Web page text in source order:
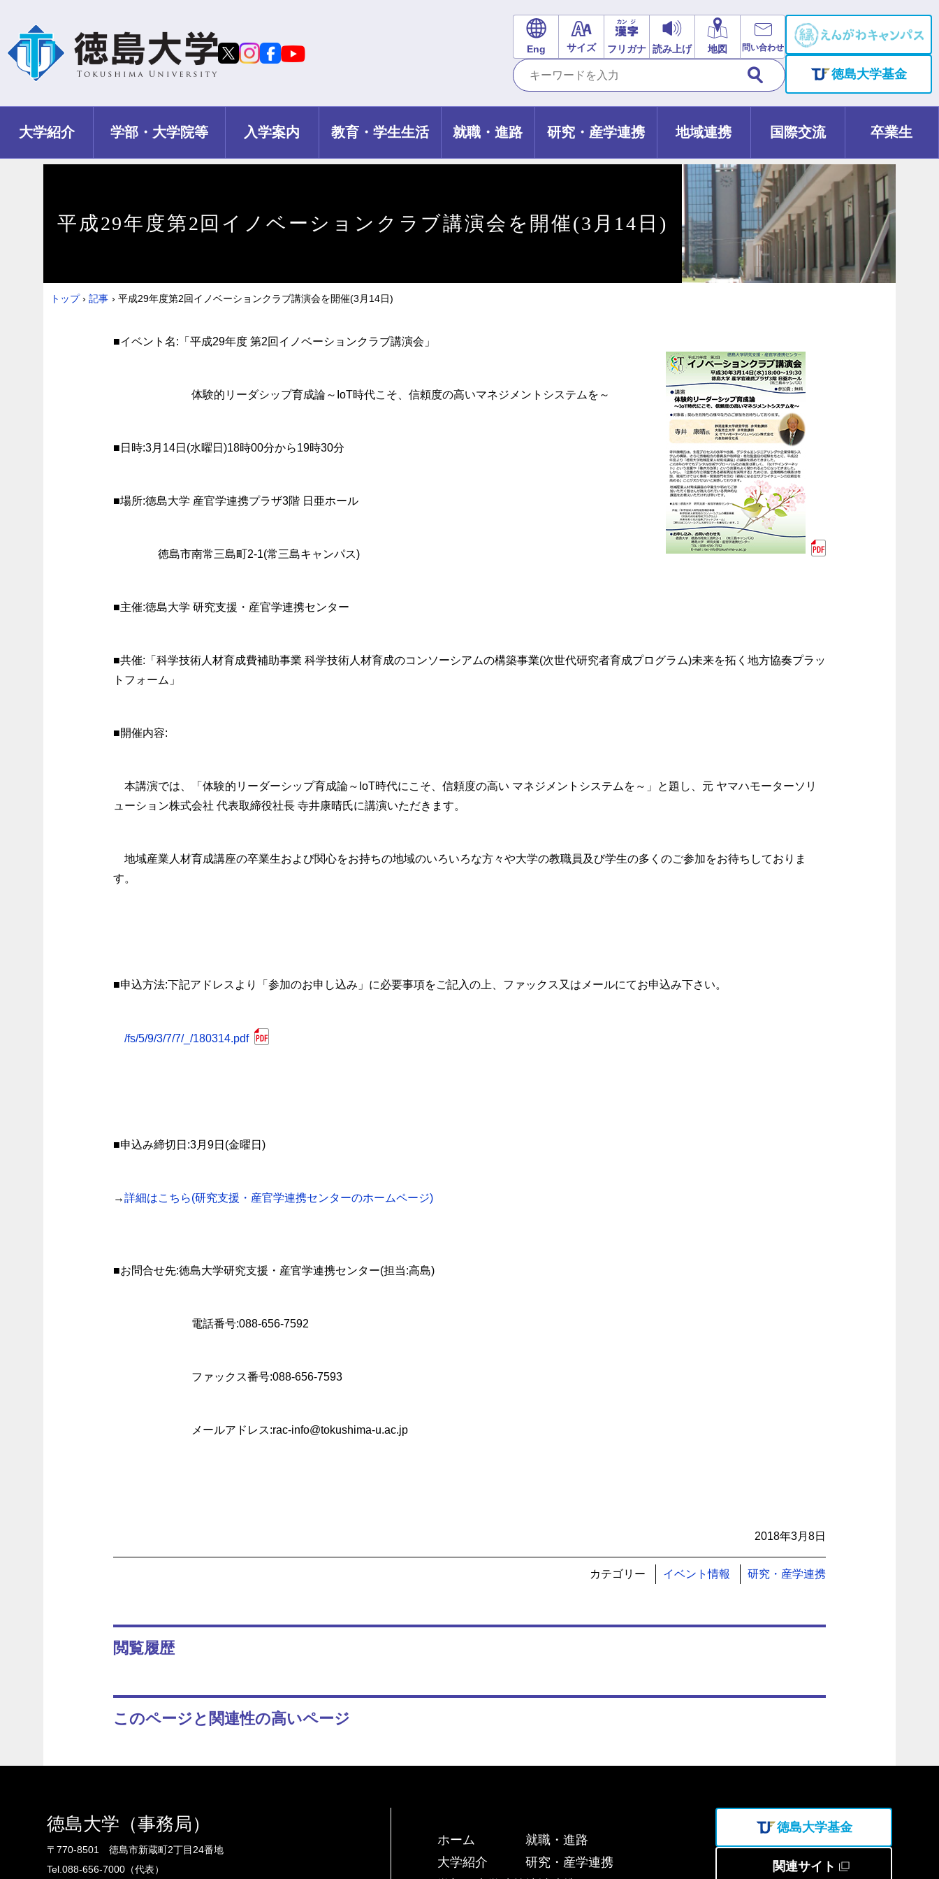
Eng サイズ フリガナ 読み上げ 地図 問い合わせ
徳島大学基金
大学紹介 学部・大学院等 入学案内 教育・学生生活 就職・進路 研究・産学連携 地域連携 国際交流 卒業生
平成29年度第2回イノベーションクラブ講演会を開催(3月14日)
トップ › 記事 › 平成29年度第2回イノベーションクラブ講演会を開催(3月14日)
■イベント名:「平成29年度 第2回イノベーションクラブ講演会」
体験的リーダシップ育成論～IoT時代こそ、信頼度の高いマネジメントシステムを～
■日時:3月14日(水曜日)18時00分から19時30分
■場所:徳島大学 産官学連携プラザ3階 日亜ホール
徳島市南常三島町2-1(常三島キャンパス)
■主催:徳島大学 研究支援・産官学連携センター
■共催:「科学技術人材育成費補助事業 科学技術人材育成のコンソーシアムの構築事業(次世代研究者育成プログラム)未来を拓く地方協奏プラッ
トフォーム」
■開催内容:
本講演では、「体験的リーダーシップ育成論～IoT時代にこそ、信頼度の高い マネジメントシステムを～」と題し、元 ヤマハモーターソリ
ューション株式会社 代表取締役社長 寺井康晴氏に講演いただきます。
地域産業人材育成講座の卒業生および関心をお持ちの地域のいろいろな方々や大学の教職員及び学生の多くのご参加をお待ちしておりま
す。
■申込方法:下記アドレスより「参加のお申し込み」に必要事項をご記入の上、ファックス又はメールにてお申込み下さい。
/fs/5/9/3/7/7/_/180314.pdf
■申込み締切日:3月9日(金曜日)
→詳細はこちら(研究支援・産官学連携センターのホームページ)
■お問合せ先:徳島大学研究支援・産官学連携センター(担当:高島)
電話番号:088-656-7592
ファックス番号:088-656-7593
メールアドレス:rac-info@tokushima-u.ac.jp
2018年3月8日
カテゴリー イベント情報 研究・産学連携
閲覧履歴
このページと関連性の高いページ
徳島大学（事務局）
〒770-8501 徳島市新蔵町2丁目24番地
Tel.088-656-7000（代表）
ホーム
大学紹介
就職・進路
研究・産学連携
徳島大学基金
関連サイト